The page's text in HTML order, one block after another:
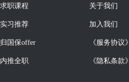
求职课程
实习推荐
归国保offer
内推全职
关于我们
加入我们
《服务协议》
《隐私条款》